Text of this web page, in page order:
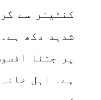
کنٹینر سے
شدید دکھ
پر جتنا
ہے۔ اہل